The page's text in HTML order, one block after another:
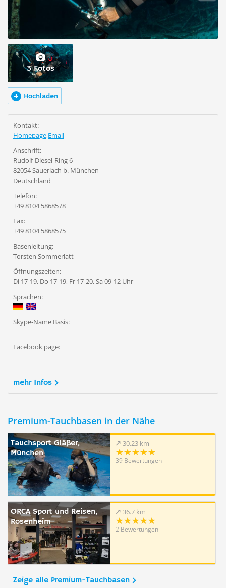
3 Fotos
Hochladen
Kontakt:
Homepage,Email
Anschrift:
Rudolf-Diesel-Ring 6
82054 Sauerlach b. München
Deutschland
Telefon:
+49 8104 5868578
Fax:
+49 8104 5868575
Basenleitung:
Torsten Sommerlatt
Öffnungszeiten:
Di 17-19, Do 17-19, Fr 17-20, Sa 09-12 Uhr
Sprachen:
Skype-Name Basis:
Facebook page:
mehr Infos
Premium-Tauchbasen in der Nähe
Tauchsport Gläßer,
München
30.23 km
39 Bewertungen
ORCA Sport und Reisen,
Rosenheim
36.7 km
2 Bewertungen
Zeige alle Premium-Tauchbasen